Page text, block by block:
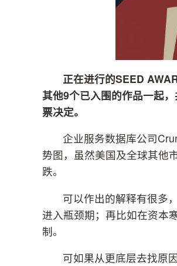
正在进行的SEED
其他9个已入围的作品一起
票决定。
企业服务数据库公司
势图，虽然美国及全球其他
跌。
可以作出的解释有很多
进入瓶颈期；再比如在资本
制。
可如果从更底层去找原